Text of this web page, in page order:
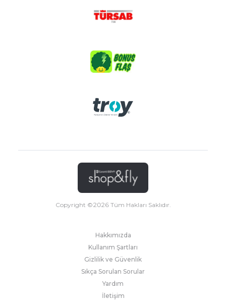
Copyright ©2026Tüm Hakları Saklıdır.
Hakkımızda
Kullanım Şartları
Gizlilik ve Güvenlik
Sıkça Sorulan Sorular
Yardım
İletişim